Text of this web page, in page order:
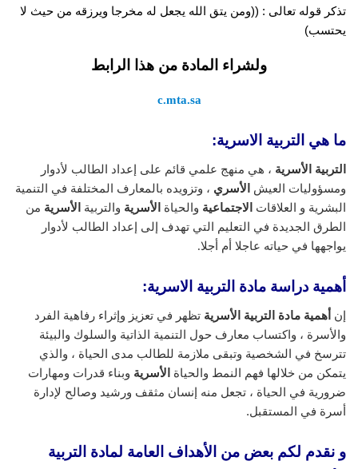
تذكر قوله تعالى : ((ومن يتق الله يجعل له مخرجا ويرزقه من حيث لا
يحتسب)
ولشراء المادة من هذا الرابط
c.mta.sa
ما هي التربية الاسرية:
التربية الأسرية ، هي منهج علمي قائم على إعداد الطالب لأدوار
ومسؤوليات العيش
الأسري ، وتزويده بالمعارف المختلفة في التنمية
البشرية و العلاقات
الاجتماعية والحياة الأسرية والتربية الأسرية من
الطرق الجديدة في التعليم التي تهدف إلى إعداد الطالب لأدوار
يواجهها في حياته عاجلا أم أجلا.
أهمية دراسة مادة التربية الاسرية:
إن أهمية مادة التربية الأسرية تظهر في تعزيز وإثراء رفاهية الفرد
والأسرة ، واكتساب معارف حول التنمية الذاتية والسلوك والبيئة
تترسخ في الشخصية وتبقى ملازمة للطالب مدى الحياة ، والذي
يتمكن من خلالها فهم النمط والحياة الأسرية وبناء قدرات ومهارات
ضرورية في الحياة ، تجعل منه إنسان مثقف ورشيد وصالح لإدارة
أسرة في المستقبل.
و نقدم لكم بعض من الأهداف العامة لمادة التربية